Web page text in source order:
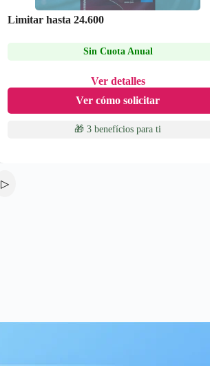
Limitar hasta 24.600
Sin Cuota Anual
Ver detalles
Ver cómo solicitar
🎁 3 benefícios para ti
▷